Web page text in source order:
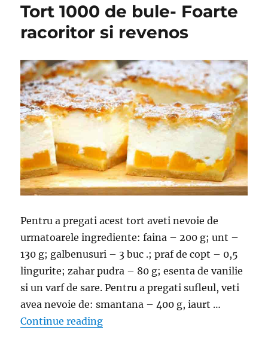
Tort 1000 de bule- Foarte
racoritor si revenos
Pentru a pregati acest tort aveti nevoie de
urmatoarele ingrediente: faina – 200 g; unt –
130 g; galbenusuri – 3 buc .; praf de copt – 0,5
lingurite; zahar pudra – 80 g; esenta de vanilie
si un varf de sare. Pentru a pregati sufleul, veti
avea nevoie de: smantana – 400 g, iaurt …
Continue reading“Tort 1000 de bule- Foarte